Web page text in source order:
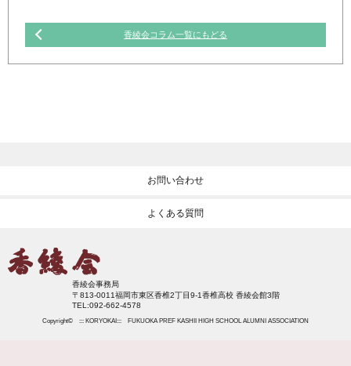
香綾会コラム一覧にもどる
お問い合わせ
よくある質問
香綾会事務局
〒813-0011福岡市東区香椎2丁目9-1香椎高校 香綾会館3階
TEL:092-662-4578
Copyright© ::: KORYOKAI::: FUKUOKA PREF KASHII HIGH SCHOOL ALUMNI ASSOCIATION